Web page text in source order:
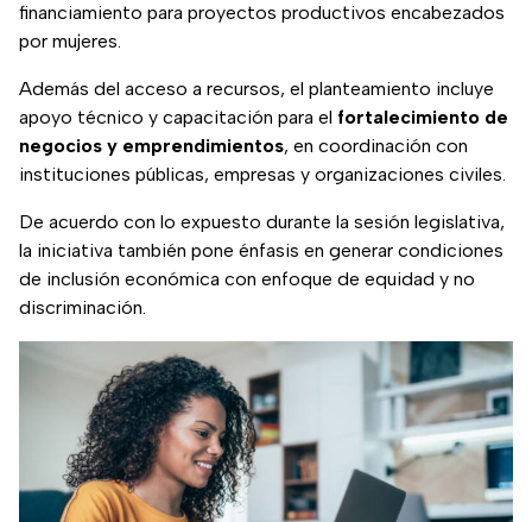
financiamiento para proyectos productivos encabezados
por mujeres.
Además del acceso a recursos, el planteamiento incluye
apoyo técnico y capacitación para el fortalecimiento de
negocios y emprendimientos, en coordinación con
instituciones públicas, empresas y organizaciones civiles.
De acuerdo con lo expuesto durante la sesión legislativa,
la iniciativa también pone énfasis en generar condiciones
de inclusión económica con enfoque de equidad y no
discriminación.